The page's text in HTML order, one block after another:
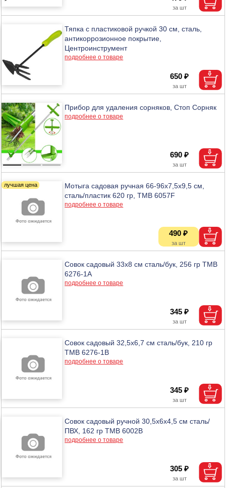
Тяпка с пластиковой ручкой 30 см, сталь,
антикоррозионное покрытие,
Центроинструмент
подробнее о товаре
650 ₽
Прибор для удаления сорняков, Стоп Сорняк
подробнее о товаре
690 ₽
Мотыга садовая ручная 66-96х7,5х9,5 см,
сталь/пластик 620 гр, ТМВ 6057F
подробнее о товаре
490 ₽
Совок садовый 33х8 см сталь/бук, 256 гр ТМВ
6276-1A
подробнее о товаре
345 ₽
Совок садовый 32,5х6,7 см сталь/бук, 210 гр
ТМВ 6276-1B
подробнее о товаре
345 ₽
Совок садовый ручной 30,5х6х4,5 см сталь/
ПВХ, 162 гр ТМВ 6002B
подробнее о товаре
305 ₽